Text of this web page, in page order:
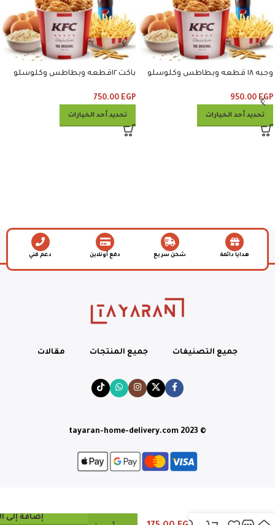
وجبه ١٨ قطعه وبطاطس وكلوسلو
950.00 EGP
تحديد أحد الخيارات
باكت ١٢قطعه وبطاطس وكلوسلو
750.00 EGP
تحديد أحد الخيارات
هدايا دائمة شحن سريع دفع أونلاين دعم فني
جميع التصنيفات جميع المنتجات مقالات
© tayaran-home-delivery.com 2023
إضافة إلى